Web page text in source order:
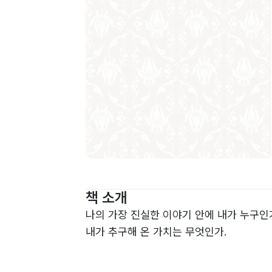
책 소개
나의 가장 진실한 이야기 안에 내가 누구인
내가 추구해 온 가치는 무엇인가.